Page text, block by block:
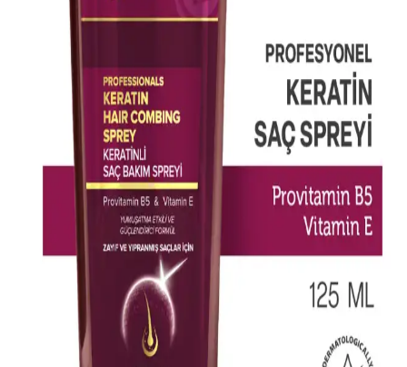
onarır, parlaklık kazandırır ve kolay taranmasını sağlar.
Arifoğlu Hint Yağı 50ml Doğal Cilt ve Saç
Bakımında Kullanılan Bitkisel Yağ
Arifoğlu Hint Yağı, %100 doğal, soğuk sıkım bitkisel içerik ile cilt
ve saç bakımında onarıcı ve nemlendirici etkiler sağlar, hijyenik
damlalıkla kullanım kolaylığı sunar.
Akınca Küllü Gri Saç Rengi: Modern ve Şık Bir
Görünüm İçin Bilmeniz Gerekenler
Akınca küllü gri saç rengi, doğal ve soğuk tonlarıyla modern bir
görünüm sağlar. Bakım ve uygulama ipuçlarıyla saçlarınızda şıklık
ve sağlık yakalayın.
2023 Yılında Boyalı Saçlar İçin En İyi Şampuan
Seçenekleri ve Bakım İpuçları
2023 yılında piyasaya çıkan renk koruyucu şampuanlar, saç rengini
uzun süre muhafaza ederken saç sağlığını destekler. Doğru ürün